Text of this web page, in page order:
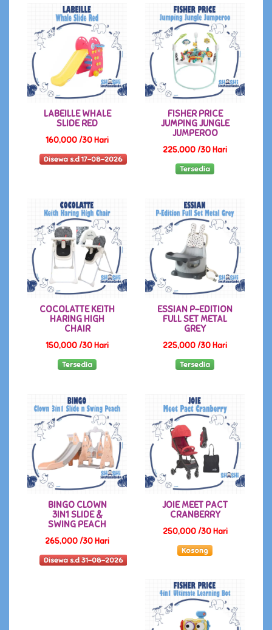
LABEILLE WHALE
SLIDE RED
160,000 /30 Hari
Disewa s.d 17-08-2026
FISHER PRICE
JUMPING JUNGLE
JUMPEROO
225,000 /30 Hari
Tersedia
COCOLATTE KEITH
HARING HIGH
CHAIR
150,000 /30 Hari
Tersedia
ESSIAN P-EDITION
FULL SET METAL
GREY
225,000 /30 Hari
Tersedia
BINGO CLOWN
3IN1 SLIDE &
SWING PEACH
265,000 /30 Hari
Disewa s.d 31-08-2026
JOIE MEET PACT
CRANBERRY
250,000 /30 Hari
Kosong